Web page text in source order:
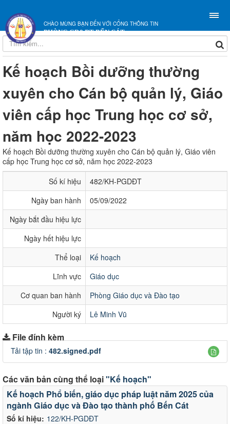
CHÀO MỪNG BẠN ĐẾN VỚI CỔNG THÔNG TIN
PHÒNG GD&ĐT BẾN CÁT
Kế hoạch Bồi dưỡng thường
xuyên cho Cán bộ quản lý, Giáo
viên cấp học Trung học cơ sở,
năm học 2022-2023
Kế hoạch Bồi dưỡng thường xuyên cho Cán bộ quản lý, Giáo viên
cấp học Trung học cơ sở, năm học 2022-2023
Số kí hiệu
482/KH-PGDĐT
Ngày ban hành
05/09/2022
Ngày bắt đầu hiệu lực
Ngày hết hiệu lực
Thể loại
Kế hoạch
Lĩnh vực
Giáo dục
Cơ quan ban hành
Phòng Giáo dục và Đào tạo
Người ký
Lê Minh Vũ
File đính kèm
Tải tập tin : 482.signed.pdf
Các văn bản cùng thể loại"Kế hoạch"
Số kí hiệu: 122/KH-PGDĐT
Kế hoạch Phổ biến, giáo dục pháp luật năm 2025 của
ngành Giáo dục và Đào tạo thành phố Bến Cát